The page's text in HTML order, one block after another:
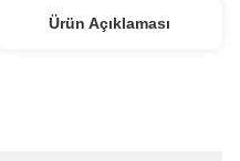
Ürün Açıklaması